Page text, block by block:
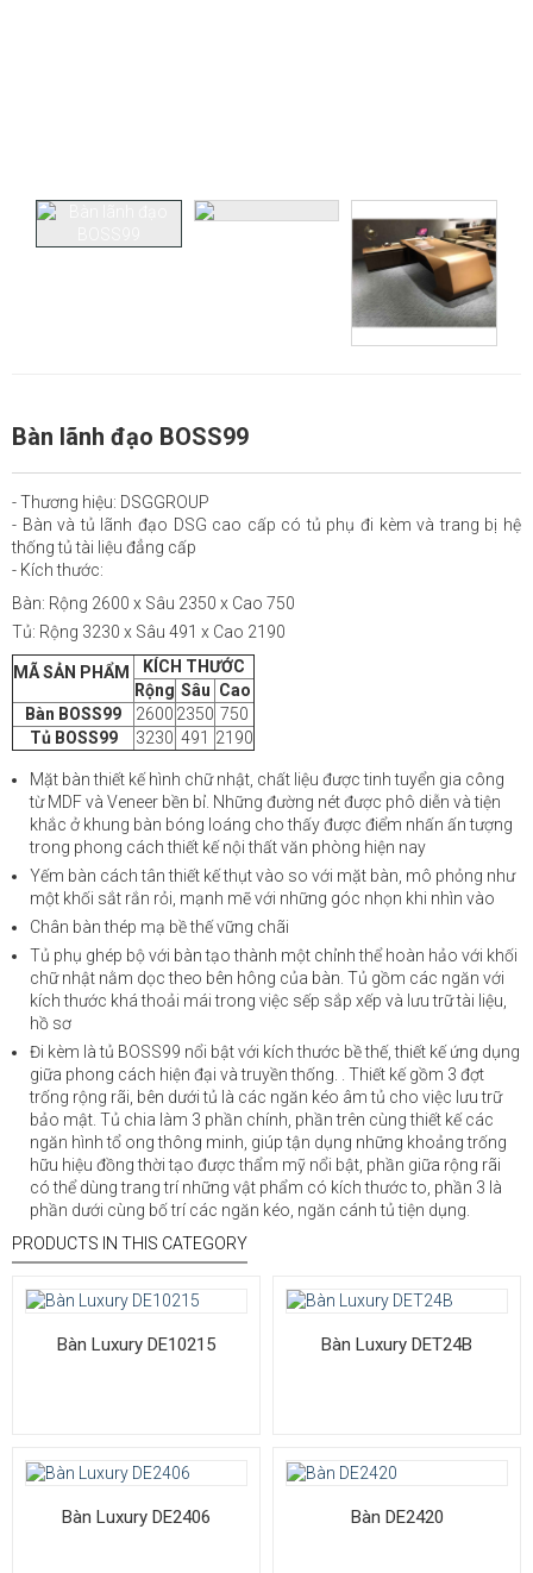
Bàn lãnh đạo BOSS99
- Thương hiệu: DSGGROUP
- Bàn và tủ lãnh đạo DSG cao cấp có tủ phụ đi kèm và trang bị hệ
thống tủ tài liệu đẳng cấp
- Kích thước:
Bàn: Rộng 2600 x Sâu 2350 x Cao 750
Tủ: Rộng 3230 x Sâu 491 x Cao 2190
MÃ SẢN PHẨM
KÍCH THƯỚC
Rộng Sâu Cao
Bàn BOSS99
2600 2350 750
Tủ BOSS99
3230 491 2190
Mặt bàn thiết kế hình chữ nhật, chất liệu được tinh tuyển gia công
từ MDF và Veneer bền bỉ. Những đường nét được phô diễn và tiện
khắc ở khung bàn bóng loáng cho thấy được điểm nhấn ấn tượng
trong phong cách thiết kế nội thất văn phòng hiện nay
Yếm bàn cách tân thiết kế thụt vào so với mặt bàn, mô phỏng như
một khối sắt rắn rỏi, mạnh mẽ với những góc nhọn khi nhìn vào
Chân bàn thép mạ bề thế vững chãi
Tủ phụ ghép bộ với bàn tạo thành một chỉnh thể hoàn hảo với khối
chữ nhật nằm dọc theo bên hông của bàn. Tủ gồm các ngăn với
kích thước khá thoải mái trong việc sếp sắp xếp và lưu trữ tài liệu,
hồ sơ
Đi kèm là tủ BOSS99 nổi bật với kích thước bề thế, thiết kế ứng dụng
giữa phong cách hiện đại và truyền thống. . Thiết kế gồm 3 đợt
trống rộng rãi, bên dưới tủ là các ngăn kéo âm tủ cho việc lưu trữ
bảo mật. Tủ chia làm 3 phần chính, phần trên cùng thiết kế các
ngăn hình tổ ong thông minh, giúp tận dụng những khoảng trống
hữu hiệu đồng thời tạo được thẩm mỹ nổi bật, phần giữa rộng rãi
có thể dùng trang trí những vật phẩm có kích thước to, phần 3 là
phần dưới cùng bố trí các ngăn kéo, ngăn cánh tủ tiện dụng.
PRODUCTS IN THIS CATEGORY
Bàn Luxury DE10215 Bàn Luxury DET24B
Bàn Luxury DE2406 Bàn DE2420